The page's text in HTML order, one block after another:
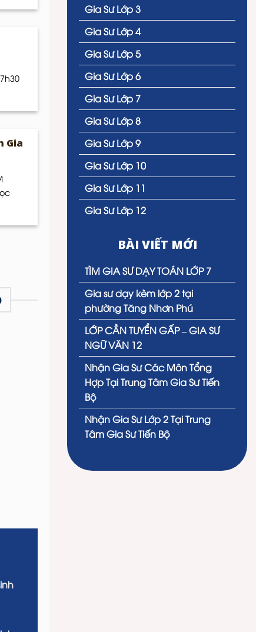
Gia
Gia Sư Lớp 3
Gia Sư Lớp 4
Gia Sư Lớp 5
Gia Sư Lớp 6
Gia Sư Lớp 7
Gia Sư Lớp 8
Gia Sư Lớp 9
Gia Sư Lớp 10
Gia Sư Lớp 11
Gia Sư Lớp 12
BÀI VIẾT MỚI
TÌM GIA SƯ DẠY TOÁN LỚP 7
Gia sư dạy kèm lớp 2 tại
phường Tăng Nhơn Phú
LỚP CẦN TUYỂN GẤP – GIA SƯ
NGỮ VĂN 12
Nhận Gia Sư Các Môn Tổng
Hợp Tại Trung Tâm Gia Sư Tiến
Bộ
Nhận Gia Sư Lớp 2 Tại Trung
Tâm Gia Sư Tiến Bộ